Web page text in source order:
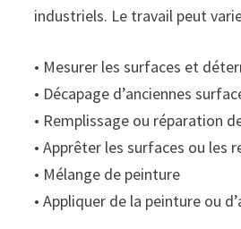
industriels. Le travail peut
• Mesurer les surfaces et
• Décapage d’anciennes
• Remplissage ou réparation
• Apprêter les surfaces ou les
• Mélange de peinture
• Appliquer de la peinture ou